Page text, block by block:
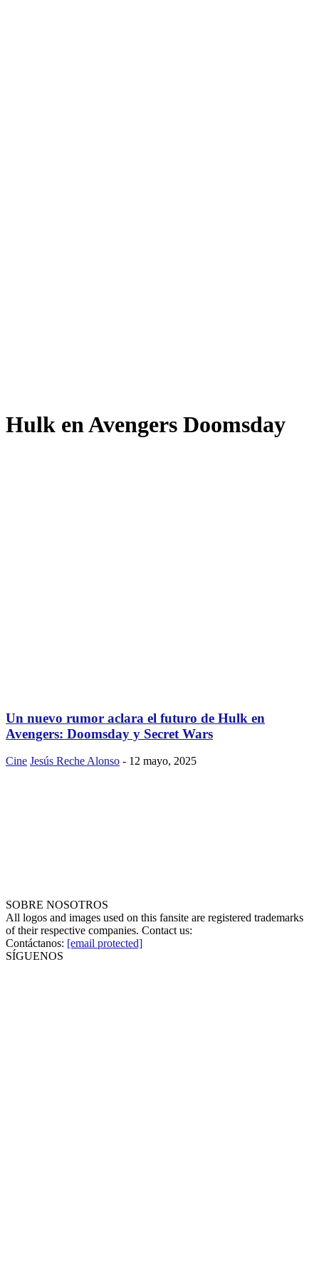
Hulk en Avengers Doomsday
Un nuevo rumor aclara el futuro de Hulk en
Avengers: Doomsday y Secret Wars
Cine Jesús Reche Alonso - 12 mayo, 2025
SOBRE NOSOTROS
All logos and images used on this fansite are registered trademarks
of their respective companies. Contact us:
Contáctanos: [email protected]
SÍGUENOS